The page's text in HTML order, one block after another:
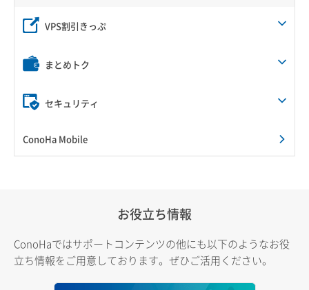
VPS割引きっぷ
まとめトク
セキュリティ
ConoHa Mobile
お役立ち情報
ConoHaではサポートコンテンツの他にも以下のようなお役
立ち情報をご用意しております。ぜひご活用ください。